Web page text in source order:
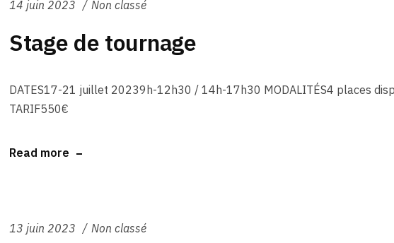
14 juin 2023 Non classé
Stage de tournage
DATES17-21 juillet 20239h-12h30 / 14h-17h30 MODALITÉS4 places
TARIF550€
Read more
13 juin 2023 Non classé